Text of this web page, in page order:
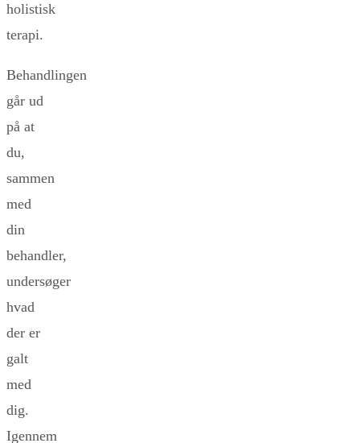
holistisk
terapi.
Behandlingen
går ud
på at
du,
sammen
med
din
behandler,
undersøger
hvad
der er
galt
med
dig.
Igennem